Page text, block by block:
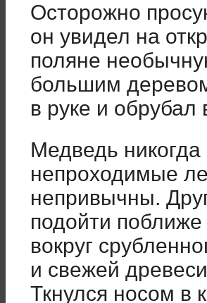
Осторожно
он увидел на
поляне
большим
в руке и обрубал
Медведь
непроходимые
непривычны.
подойти
вокруг
и свежей
Ткнулся носом в